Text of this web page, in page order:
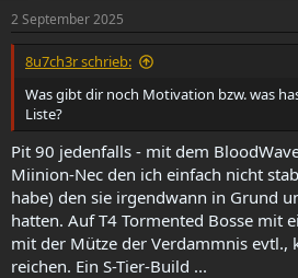
2 September 2025
8u7ch3r schrieb:
Was gibt dir noch Motivation bzw. was
Liste?
Pit 90 jedenfalls - mit dem
Miinion-Nec den ich einfach nicht
habe) den sie irgendwann in Grund
hatten. Auf T4 Tormented Bosse mit
mit der Mütze der Verdammnis evtl.,
reichen. Ein S-Tier-Build ...